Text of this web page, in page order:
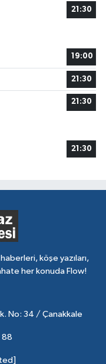
21:30
19:00
21:30
21:30
21:30
köşe yazıları,
her konuda Flow!
No: 34 / Çanakkale
88